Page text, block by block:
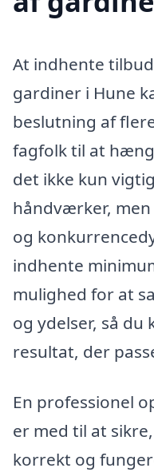
At indhente
gardiner i Hune
beslutning af
fagfolk til at
det ikke kun
håndværker,
og
indhente
mulighed for at
og ydelser, så du
resultat, der
En professionel
er med til at
korrekt og